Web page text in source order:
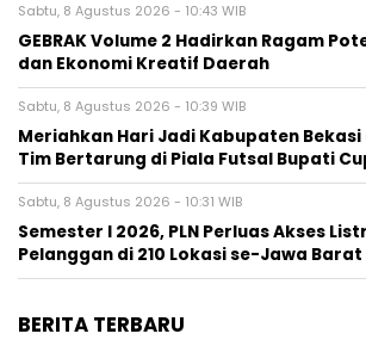
Sabtu, 8 Agustus 2026 - 10:43 WIB
GEBRAK Volume 2 Hadirkan Ragam
dan Ekonomi Kreatif Daerah
Sabtu, 8 Agustus 2026 - 10:39 WIB
Meriahkan Hari Jadi Kabupaten Bekasi
Tim Bertarung di Piala Futsal Bupati
Sabtu, 8 Agustus 2026 - 10:31 WIB
Semester I 2026, PLN Perluas Akses
Pelanggan di 210 Lokasi se-Jawa Barat
BERITA TERBARU